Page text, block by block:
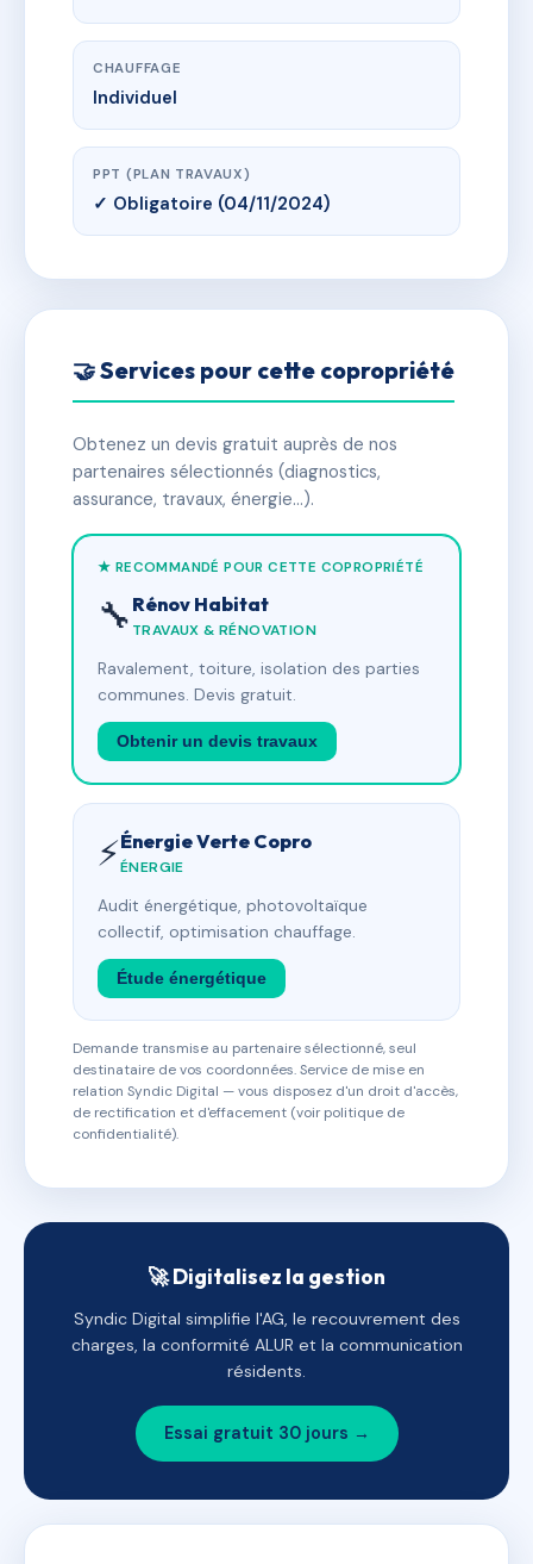
CHAUFFAGE
Individuel
PPT (PLAN TRAVAUX)
✓ Obligatoire (04/11/2024)
🤝 Services pour cette copropriété
Obtenez un devis gratuit auprès de nos
partenaires sélectionnés (diagnostics,
assurance, travaux, énergie…).
★ RECOMMANDÉ POUR CETTE COPROPRIÉTÉ
🔧 Rénov Habitat
TRAVAUX & RÉNOVATION
Ravalement, toiture, isolation des parties
communes. Devis gratuit.
Obtenir un devis travaux
⚡Énergie Verte Copro
ÉNERGIE
Audit énergétique, photovoltaïque
collectif, optimisation chauffage.
Étude énergétique
Demande transmise au partenaire sélectionné, seul
destinataire de vos coordonnées. Service de mise en
relation Syndic Digital — vous disposez d'un droit d'accès,
de rectification et d'effacement (voir politique de
confidentialité).
🚀 Digitalisez la gestion
Syndic Digital simplifie l'AG, le recouvrement des
charges, la conformité ALUR et la communication
résidents.
Essai gratuit 30 jours →